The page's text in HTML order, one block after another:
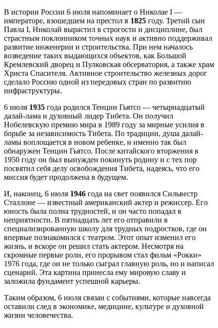
В истории России 6 июля напоминает о Николае I —
императоре, взошедшем на престол в 1825 году. Третий сын
Павла I, Николай вырастил в строгости и дисциплине, был
страстным поклонником точных наук и активно поддерживал
развитие инженерии и строительства. При нем началось
возведение таких выдающихся объектов, как Большой
Кремлевский дворец и Пулковская обсерватория, а также храм
Христа Спасителя. Активное строительство железных дорог
сделало Россию одной из передовых стран по развитию
инфраструктуры.
6 июля 1935 года родился Тенцин Гьятсо — четырнадцатый
далай-лама и духовный лидер Тибета. Он получил
Нобелевскую премию мира в 1989 году за мирные усилия в
борьбе за независимость Тибета. По традиции, душа далай-
ламы воплощается в новом ребенке, и именно так был
обнаружен Тенцин Гьятсо. После китайского вторжения в
1950 году он был вынужден покинуть родину и с тех пор
посвятил себя делу освобождения Тибета, надеясь, что его
миссия будет продолжена в будущем.
И, наконец, 6 июля 1946 года на свет появился Сильвестр
Сталлоне — известный американский актер и режиссер. Его
юность была полна трудностей, и он часто попадал в
неприятности. В пятнадцать лет его отправили в
специализированную школу для трудных подростков, где он
впервые познакомился с театром. Этот опыт изменил его
жизнь, и вскоре он решил стать актером. Несмотря на
скромные первые роли, его прорывом стал фильм «Рокки»
1976 года, где он не только сыграл главную роль, но и написал
сценарий. Эта картина принесла ему мировую славу и
заложила фундамент успешной карьеры.
Таким образом, 6 июля связан с событиями, которые навсегда
оставили след в экономике, медицине, культуре и духовной
жизни человечества.